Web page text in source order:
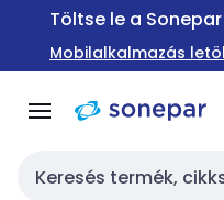
Ugrás a
Ugrás a
tartalomra
Töltse le a
Mobilalkalmazás
Keresési bemenet